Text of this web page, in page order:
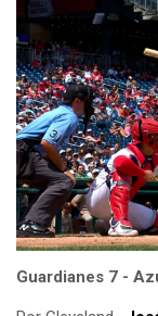
Guardianes 7 -